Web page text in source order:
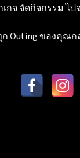
กจ จัดกิจกรรม
ก Outing ของคุณ